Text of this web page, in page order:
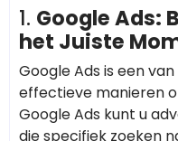
1. Google Ads:
het Juiste
Google Ads is een
effectieve manieren
Google Ads kunt u
die specifiek zoeken